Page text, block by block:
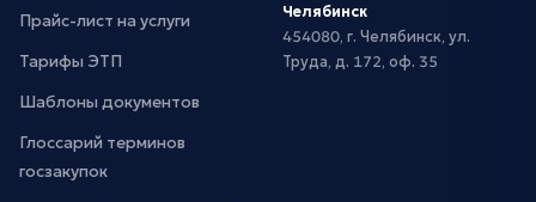
Прайс-лист на услуги
Тарифы ЭТП
Шаблоны документов
Глоссарий терминов
госзакупок
Челябинск
454080, г. Челябинск, ул.
Труда, д. 172, оф. 35